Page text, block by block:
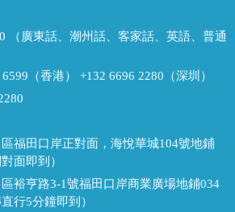
（廣東話、潮州話、客家話、英語、普通
（香港） +132 6696 2280（深圳）
福田口岸正對面，海悅華城104號地鋪
面即到）
裕亨路3-1號福田口岸商業廣場地鋪034
行5分鐘即到）